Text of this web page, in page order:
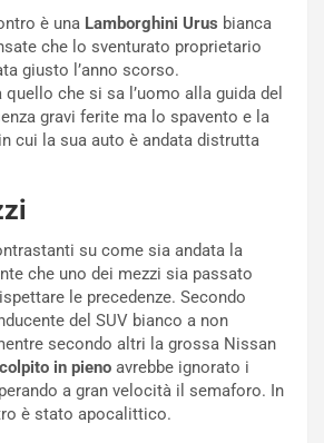
è una Lamborghini Urus bianca
che lo sventurato proprietario
giusto l’anno scorso.
quello che si sa l’uomo alla guida del
gravi ferite ma lo spavento e la
cui la sua auto è andata distrutta
su come sia andata la
che uno dei mezzi sia passato
le precedenze. Secondo
del SUV bianco a non
secondo altri la grossa Nissan
colpito in pieno avrebbe ignorato i
a gran velocità il semaforo. In
è stato apocalittico.